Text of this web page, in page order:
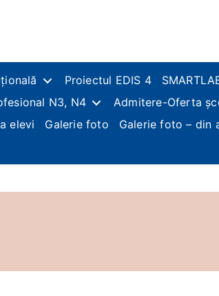
Proiectul EDIS 4
N3, N4 Admitere-Oferta
elevi Galerie foto Galerie foto – din